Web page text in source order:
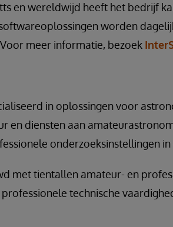
en wereldwijd heeft het bedrijf
worden
meer informatie, bezoek
in oplossingen voor
en diensten aan
onderzoeksinstellingen in
met tientallen amateur- en
technische